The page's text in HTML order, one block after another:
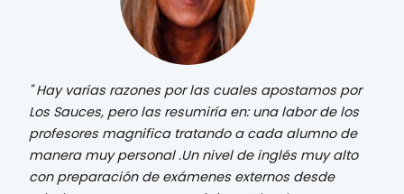
Hay varias razones por las cuales apostamos por
Los Sauces, pero las resumiría en: una labor de los
profesores magnifica tratando a cada alumno de
manera muy personal .Un nivel de inglés muy alto
con preparación de exámenes externos desde